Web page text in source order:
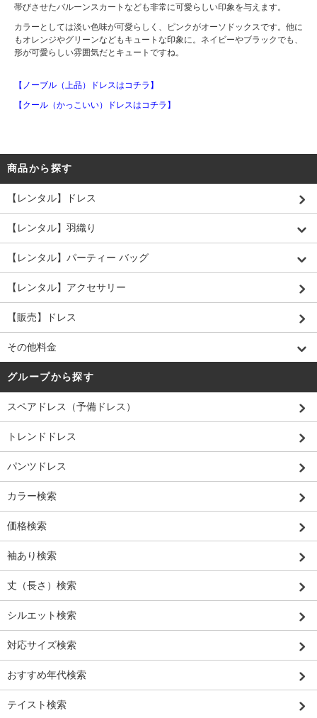
帯びさせたバルーンスカートなども非常に可愛らしい印象を与えます。
カラーとしては淡い色味が可愛らしく、ピンクがオーソドックスです。他に
もオレンジやグリーンなどもキュートな印象に。ネイビーやブラックでも、
形が可愛らしい雰囲気だとキュートですね。
【ノーブル（上品）ドレスはコチラ】
【クール（かっこいい）ドレスはコチラ】
商品から探す
【レンタル】ドレス
【レンタル】羽織り
【レンタル】パーティー バッグ
【レンタル】アクセサリー
【販売】ドレス
その他料金
グループから探す
スペアドレス（予備ドレス）
トレンドドレス
パンツドレス
カラー検索
価格検索
袖あり検索
丈（長さ）検索
シルエット検索
対応サイズ検索
おすすめ年代検索
テイスト検索